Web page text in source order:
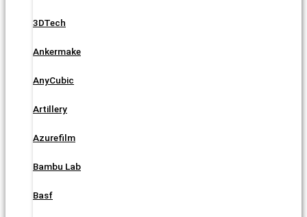
3DTech
Ankermake
AnyCubic
Artillery
Azurefilm
Bambu Lab
Basf